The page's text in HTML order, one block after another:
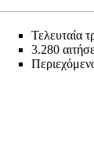
Τελευταία
3.280